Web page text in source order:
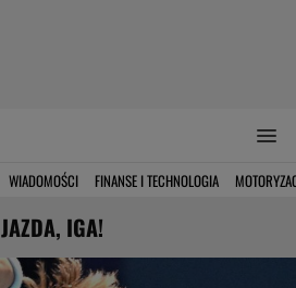
WIADOMOŚCI FINANSE I TECHNOLOGIA
JAZDA, IGA!